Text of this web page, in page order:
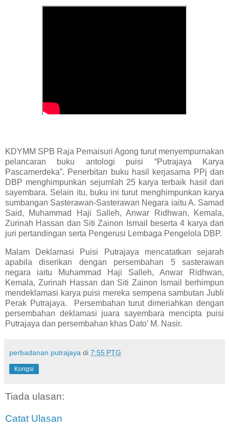
KDYMM SPB Raja Pemaisuri Agong turut menyempurnakan
pelancaran buku antologi puisi “Putrajaya Karya
Pascamerdeka”. Penerbitan buku hasil kerjasama PPj dan
DBP menghimpunkan sejumlah 25 karya terbaik hasil dari
sayembara. Selain itu, buku ini turut menghimpunkan karya
sumbangan Sasterawan-Sasterawan Negara iaitu A. Samad
Said, Muhammad Haji Salleh, Anwar Ridhwan, Kemala,
Zurinah Hassan dan Siti Zainon Ismail beserta 4 karya dari
juri pertandingan serta Pengerusi Lembaga Pengelola DBP.
Malam Deklamasi Puisi Putrajaya mencatatkan sejarah
apabila diserikan dengan persembahan 5 sasterawan
negara iaitu Muhammad Haji Salleh, Anwar Ridhwan,
Kemala, Zurinah Hassan dan Siti Zainon Ismail berhimpun
mendeklamasi karya puisi mereka sempena sambutan Jubli
Perak Putrajaya.
Persembahan turut dimeriahkan dengan
persembahan deklamasi juara sayembara mencipta puisi
Putrajaya dan persembahan khas Dato’ M. Nasir.
perbadanan putrajaya di 7:55 PTG
Kongsi
Tiada ulasan:
Catat Ulasan